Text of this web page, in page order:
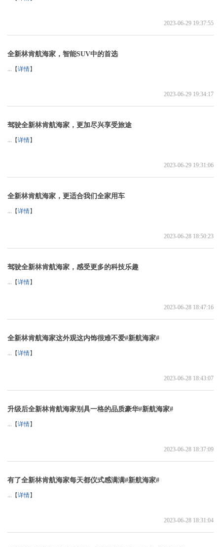
2023-06-29 19:37:55
全新林肯航海家，智能SUV中的首选
...【详情】
2023-06-29 19:34:17
驾驶全新林肯航海家，更加尽兴享受旅途
...【详情】
2023-06-29 19:31:06
全新林肯航海家，更适合我们全家用车
...【详情】
2023-06-28 18:50:23
驾驶全新林肯航海家，感受更多的科技乐趣
...【详情】
2023-06-28 18:47:16
全新林肯航海家这外观这内饰很难不爱#新航海家#
...【详情】
2023-06-28 18:43:07
升级后全新林肯航海家别具一格的品质豪华#新航海家#
...【详情】
2023-06-28 18:37:09
有了全新林肯航海家每天都仪式感满满#新航海家#
...【详情】
2023-06-28 18:31:04